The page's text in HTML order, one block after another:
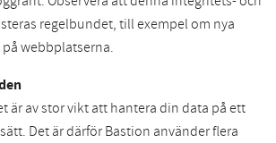
regelbundet, till exempel om nya
webbplatserna.
är av stor vikt att hantera din data på ett
Det är därför Bastion använder flera